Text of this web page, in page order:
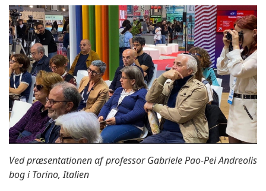
Ved præsentationen af professor Gabriele Pao-Pei Andreolis
bog i Torino, Italien